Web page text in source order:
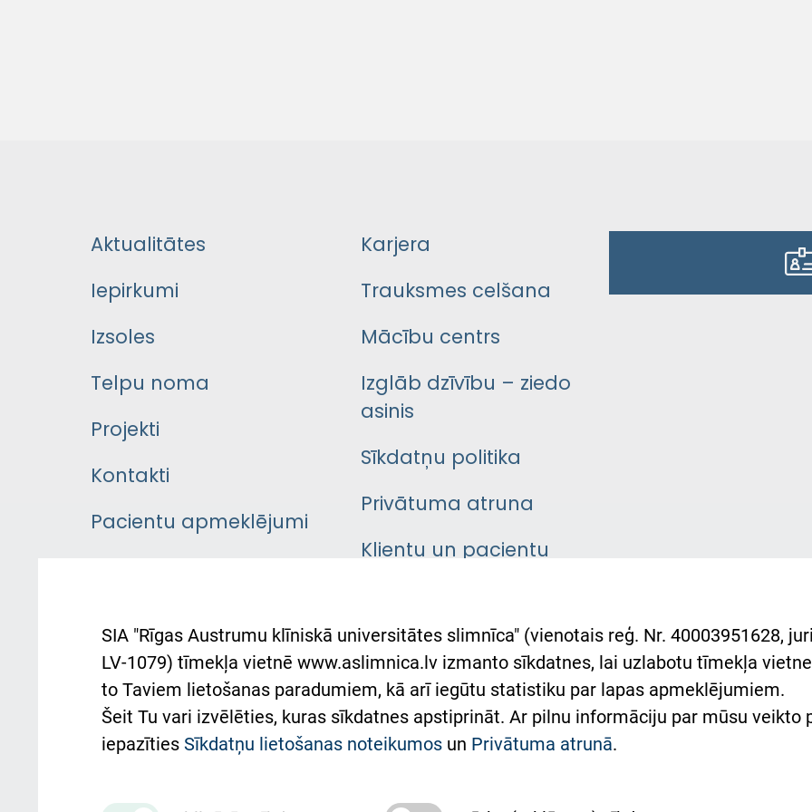
Aktualitātes
Iepirkumi
Izsoles
Telpu noma
Projekti
Kontakti
Pacientu apmeklējumi
Pacienta
atsauksmju/sūdzību
iesniegšanas kārtība
Kā pie mums nokļūt
Karjera
Trauksmes celšana
Mācību centrs
Izglāb dzīvību – ziedo
asinis
Sīkdatņu politika
Privātuma atruna
Klientu un pacientu
Austrumu slimnīcas
atbalsts Ukrainai
Підтримка Східної лікарні
та співпраця з Україною
SIA "Rīgas Austrumu klīniskā universitātes slimnīca" (vienotais reģ. Nr. 40003951628,
LV-1079) tīmekļa vietnē www.aslimnica.lv izmanto sīkdatnes, lai uzlabotu tīmekļa
to Taviem lietošanas paradumiem, kā arī iegūtu statistiku par lapas apmeklējumiem.
Šeit Tu vari izvēlēties, kuras sīkdatnes apstiprināt. Ar pilnu informāciju par mūsu veikto
iepazīties Sīkdatņu lietošanas noteikumos un Privātuma atrunā.